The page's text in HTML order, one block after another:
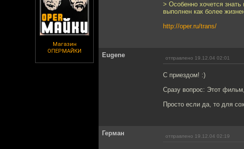
Магазин
ОПЕРМАЙКИ
> Особенно хочется
выполнен как более
http://oper.ru/trans/
Eugene отправлено 19.12.04 02:01
С приездом! :)
Сразу вопрос: Этот
Просто если да, то для
Герман отправлено 19.12.04 02:19